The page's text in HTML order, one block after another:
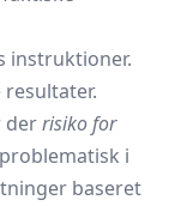
instruktioner.
derrisiko for
i
baseret